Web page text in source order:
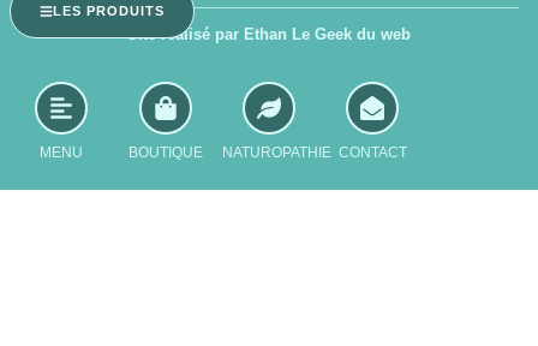
Site réalisé par Ethan Le Geek du web
MENU BOUTIQUE
LES PRODUITS
NATUROPATHIE CONTACT